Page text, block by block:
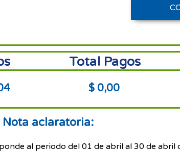
Total Pagos
$ 0,00
Nota aclaratoria:
al periodo del 01 de abril al 30 de abril